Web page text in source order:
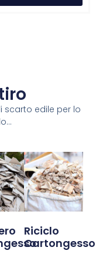
scarto edile per lo
Riciclo
Cartongesso